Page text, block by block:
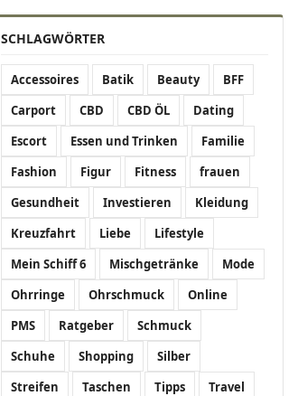
SCHLAGWÖRTER
Accessoires Batik Beauty
BFF
Carport
CBD CBD ÖL
Dating
Escort
Essen und Trinken
Familie
Fashion
Figur Fitness
frauen
Gesundheit
Investieren
Kleidung
Kreuzfahrt
Liebe
Lifestyle
Mein Schiff 6
Mischgetränke
Mode
Ohrringe
Ohrschmuck
Online
PMS
Ratgeber
Schmuck
Schuhe
Shopping
Silber
Streifen
Taschen Tipps
Travel